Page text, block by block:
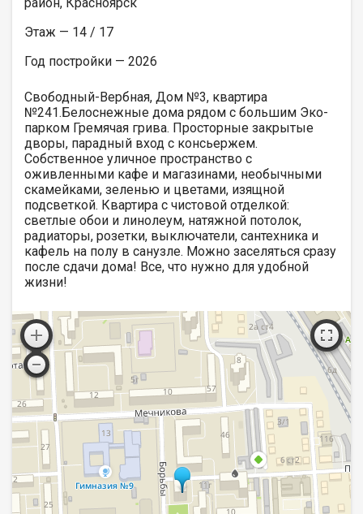
Этаж — 14 / 17
Год постройки — 2026
Свободный-Вербная, Дом №3, квартира
№241.Белоснежные дома рядом с большим Эко-
парком Гремячая грива. Просторные закрытые
дворы, парадный вход с консьержем.
Собственное уличное пространство с
оживленными кафе и магазинами, необычными
скамейками, зеленью и цветами, изящной
подсветкой. Квартира с чистовой отделкой:
светлые обои и линолеум, натяжной потолок,
радиаторы, розетки, выключатели, сантехника и
кафель на полу в санузле. Можно заселяться сразу
после сдачи дома! Все, что нужно для удобной
жизни!